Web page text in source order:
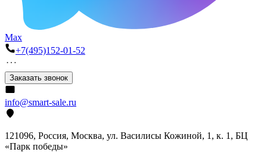
Max
+7(495)152-01-52
Заказать звонок
info@smart-sale.ru
121096, Россия, Москва, ул. Василисы Кожиной, 1, к. 1, БЦ
«Парк победы»